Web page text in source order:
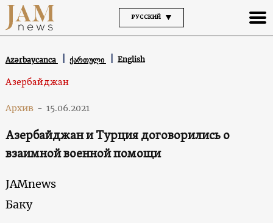
РУССКИЙ
Azərbaycanca ქართული English
Азербайджан
Архив - 15.06.2021
Азербайджан и Турция договорились о
взаимной военной помощи
JAMnews
Баку